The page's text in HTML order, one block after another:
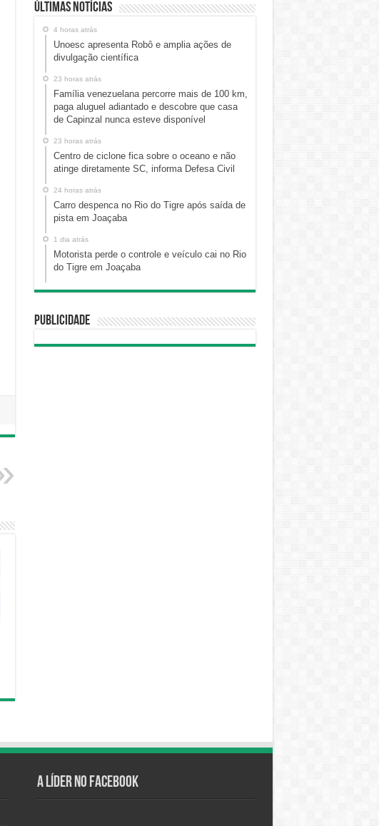
Últimas Notícias
4 horas atrás
Unoesc apresenta Robô e amplia ações de
divulgação científica
23 horas atrás
Família venezuelana percorre mais de 100 km,
paga aluguel adiantado e descobre que casa
de Capinzal nunca esteve disponível
23 horas atrás
Centro de ciclone fica sobre o oceano e não
atinge diretamente SC, informa Defesa Civil
24 horas atrás
Carro despenca no Rio do Tigre após saída de
pista em Joaçaba
1 dia atrás
Motorista perde o controle e veículo cai no Rio
do Tigre em Joaçaba
Publicidade
A Líder no Facebook